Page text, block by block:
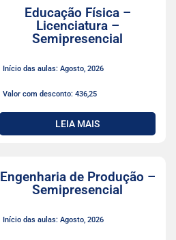
Educação Física –
Licenciatura –
Semipresencial
Início das aulas: Agosto, 2026
Valor com desconto: 436,25
LEIA MAIS
Engenharia de Produção –
Semipresencial
Início das aulas: Agosto, 2026